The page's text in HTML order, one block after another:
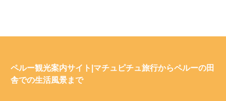
ペルー観光案内サイト|マチュピチュ旅行からペルーの田
舎での生活風景まで